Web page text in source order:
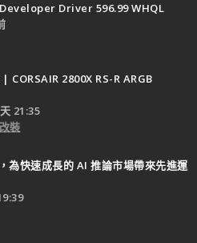
Driver 596.99 WHQL
CORSAIR 2800X RS-R ARGB
21:35
裝
為快速成長的 AI 推論市場帶來先進運